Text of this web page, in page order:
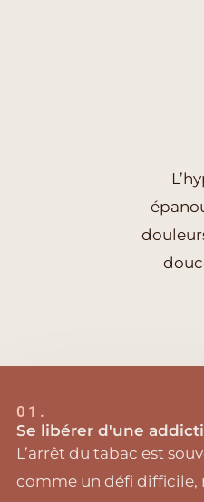
01.
Se libérer d'une
L’arrêt du tabac est
comme un défi difficile,